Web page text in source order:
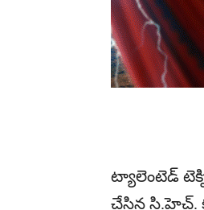
ట్యాలెంటెడ్
చేసిన సి.హెచ్.